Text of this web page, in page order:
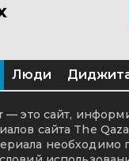
Люди
это сайт,
сайта The